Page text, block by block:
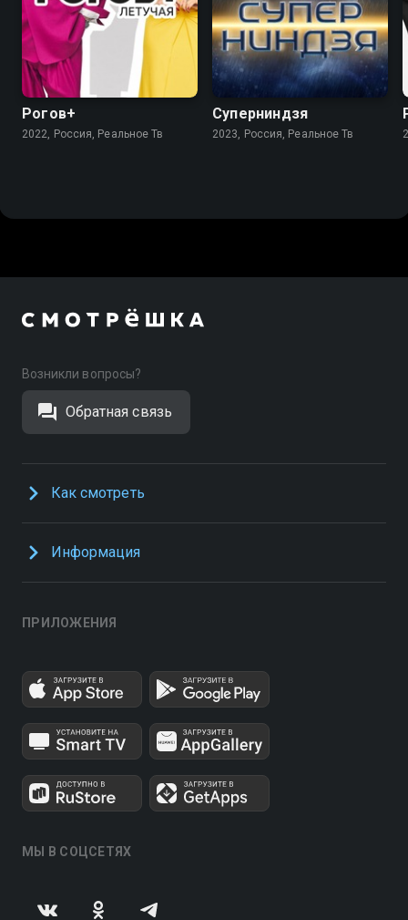
8.3
Рогов+
2022, Россия, Реальное Тв
8.6
Суперниндзя
2023, Россия, Реальное Тв
Возникли вопросы?
Обратная связь
Как смотреть
Информация
ПРИЛОЖЕНИЯ
МЫ В СОЦСЕТЯХ